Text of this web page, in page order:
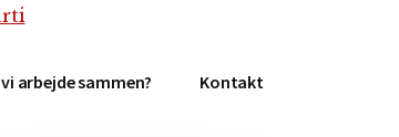
arbejde sammen? Kontakt